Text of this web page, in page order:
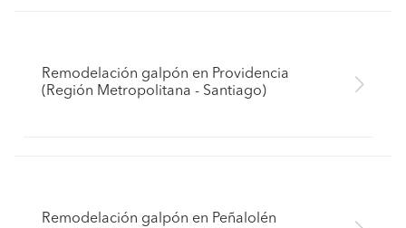
Remodelación galpón en Providencia
(Región Metropolitana - Santiago)
Remodelación galpón en Peñalolén